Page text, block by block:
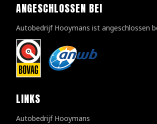
ANGESCHLOSSEN BEI
Autobedrijf Hooymans ist angeschlossen
LINKS
Autobedrijf Hooymans